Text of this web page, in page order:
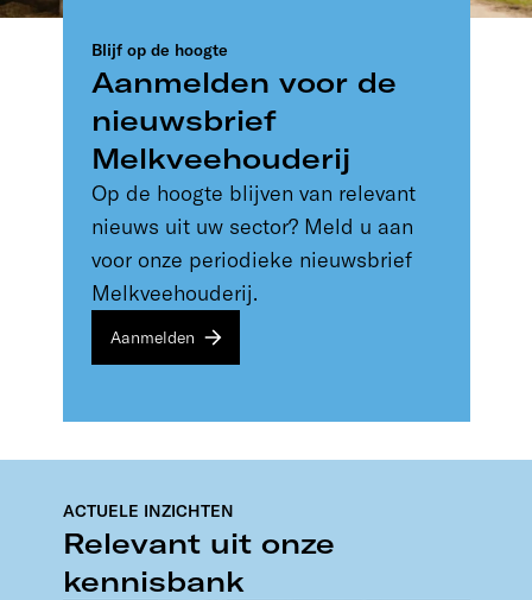
Aanmelden voor de
nieuwsbrief
Melkveehouderij
Blijf op de hoogte
Op de hoogte blijven van relevant
nieuws uit uw sector? Meld u aan
voor onze periodieke nieuwsbrief
Melkveehouderij.
Aanmelden
Relevant uit onze
kennisbank
ACTUELE INZICHTEN